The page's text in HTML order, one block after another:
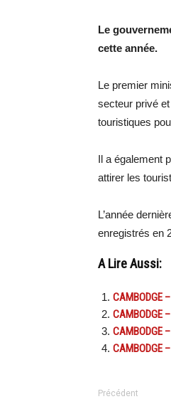
Le
cette année.
Le premier
secteur privé
touristiques
Il a également
attirer les
L’année
enregistrés en
A Lire Aussi:
CAMBODGE
CAMBODGE
CAMBODGE
CAMBODGE
Précédent